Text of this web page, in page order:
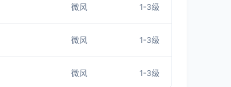
微风 1-3级
微风 1-3级
微风 1-3级